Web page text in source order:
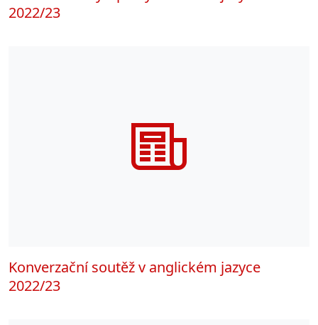
2022/23
Konverzační soutěž v anglickém jazyce
2022/23